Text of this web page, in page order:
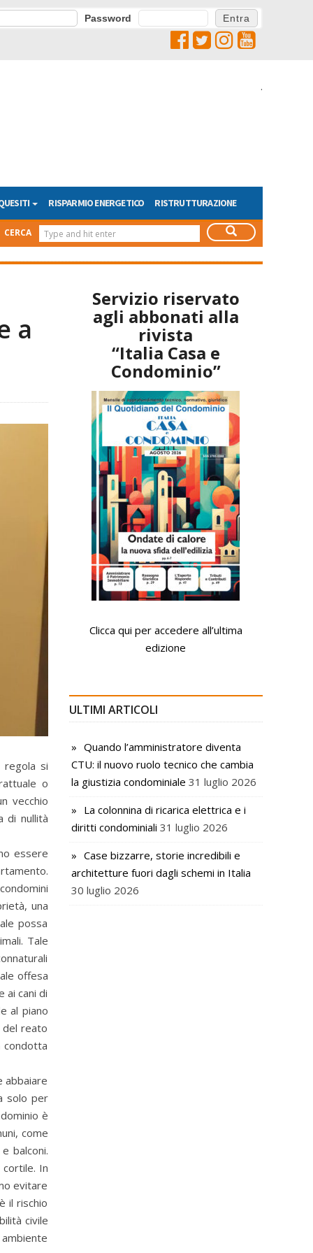
Password
.
RISPARMIO ENERGETICO RISTRUTTURAZIONE
CERCA
a
regola si
o
vecchio
di nullità
essere
una
possa
Tale
offesa
ai cani di
al piano
del reato
condotta
abbaiare
solo per
è
come
balconi.
In
evitare
il rischio
civile
Servizio riservato
agli abbonati alla
rivista
“Italia Casa e
Condominio”
Clicca qui per accedere all’ultima
edizione
ULTIMI ARTICOLI
Quando l’amministratore diventa
CTU: il nuovo ruolo tecnico che cambia
la giustizia condominiale 31 luglio 2026
La colonnina di ricarica elettrica e i
diritti condominiali 31 luglio 2026
Case bizzarre, storie incredibili e
architetture fuori dagli schemi in Italia
30 luglio 2026